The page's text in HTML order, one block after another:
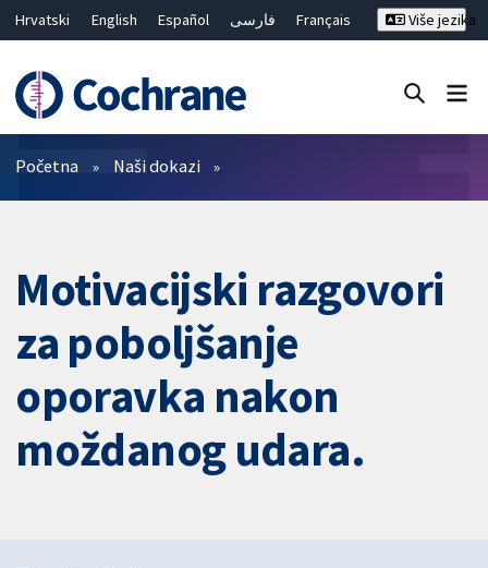
Hrvatski English Español فارسی
Français
繁體中文
简体中文
Više jezika
Prečistači
Početna Naši dokazi
Motivacijski razgovori
za poboljšanje
oporavka nakon
moždanog udara.